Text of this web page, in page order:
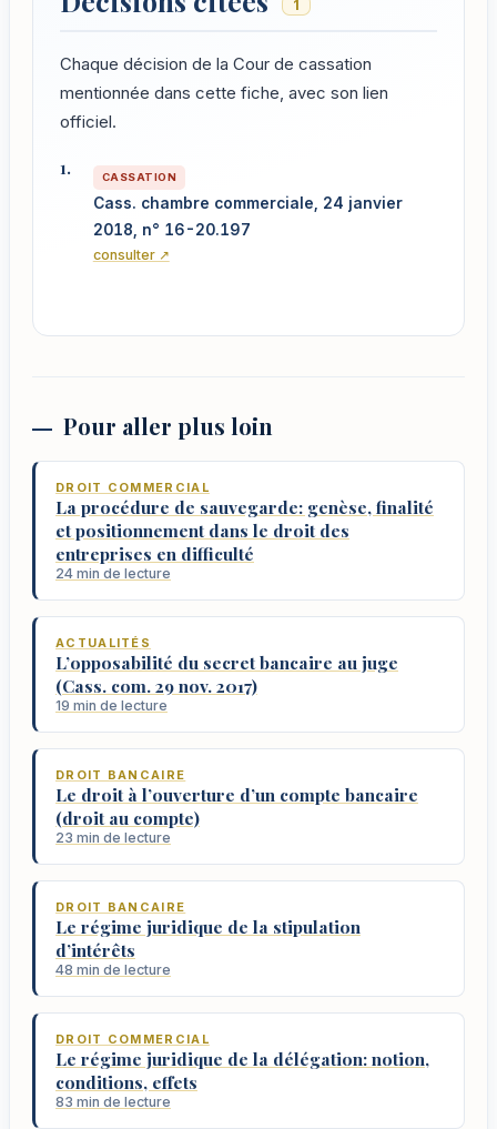
1
Chaque décision de la Cour de cassation
mentionnée dans cette fiche, avec son lien
officiel.
CASSATION
Cass. chambre commerciale, 24 janvier
2018, n° 16-20.197
consulter ↗
Pour aller plus loin
DROIT COMMERCIAL
La procédure de sauvegarde: genèse, finalité
et positionnement dans le droit des
entreprises en difficulté
24 min de lecture
ACTUALITÉS
L’opposabilité du secret bancaire au juge
(Cass. com. 29 nov. 2017)
19 min de lecture
DROIT BANCAIRE
Le droit à l’ouverture d’un compte bancaire
(droit au compte)
23 min de lecture
DROIT BANCAIRE
Le régime juridique de la stipulation
d’intérêts
48 min de lecture
DROIT COMMERCIAL
Le régime juridique de la délégation: notion,
conditions, effets
83 min de lecture